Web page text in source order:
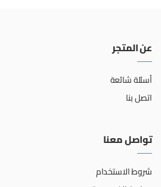
عن المتجر
أسئلة شائعة
اتصل بنا
تواصل معنا
شروط الاستخدام